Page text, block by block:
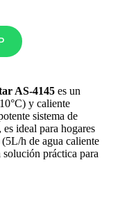
AS-4145es un
y caliente
sistema de
ideal para hogares
h de agua caliente
práctica para